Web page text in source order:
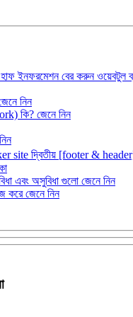
ইনফরমেশন বের করুন ওয়েবটুল
নিন
কি? জেনে নিন
site দ্বিতীয় [footer &
এবং অসুবিধা গুলো জেনে নিন
করে জেনে নিন